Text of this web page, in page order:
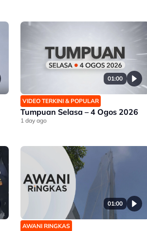
01:00
VIDEO TERKINI & POPULAR
Tumpuan Selasa – 4 Ogos 2026
1 day ago
01:00
AWANI RINGKAS